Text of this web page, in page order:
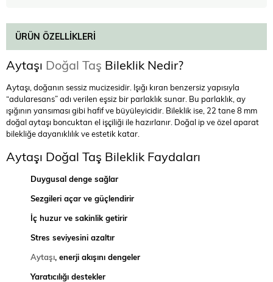
ÜRÜN ÖZELLIKLERI
Aytaşı Doğal Taş Bileklik Nedir?
Aytaşı, doğanın sessiz mucizesidir. Işığı kıran benzersiz yapısıyla
“adularesans” adı verilen eşsiz bir parlaklık sunar. Bu parlaklık, ay
ışığının yansıması gibi hafif ve büyüleyicidir. Bileklik ise, 22 tane 8 mm
doğal aytaşı boncuktan el işçiliği ile hazırlanır. Doğal ip ve özel aparat
bilekliğe dayanıklılık ve estetik katar.
Aytaşı Doğal Taş Bileklik Faydaları
Duygusal denge sağlar
Sezgileri açar ve güçlendirir
İç huzur ve sakinlik getirir
Stres seviyesini azaltır
Aytaşı, enerji akışını dengeler
Yaratıcılığı destekler